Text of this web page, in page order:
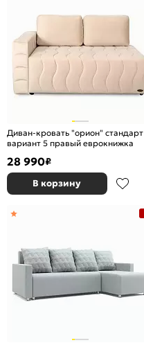
Диван-кровать "орион" стандарт
вариант 5 правый еврокнижка
28 990₽
В корзину